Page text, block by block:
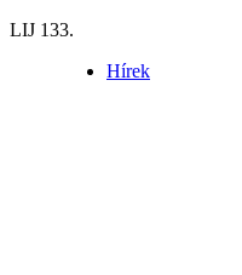
LIJ 133.
Hírek